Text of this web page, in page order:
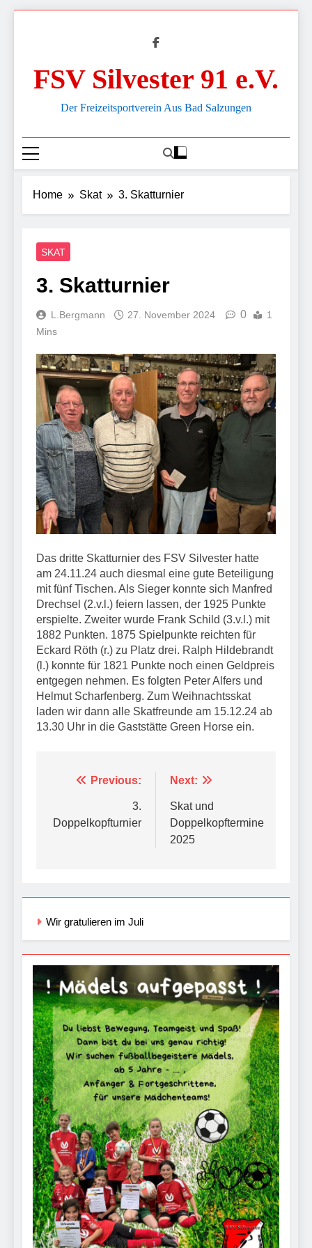
FSV Silvester 91 e.V.
Der Freizeitsportverein Aus Bad Salzungen
Home Skat 3. Skatturnier
SKAT
3. Skatturnier
L.Bergmann 27. November 2024 0
1
Mins
Das dritte Skatturnier des FSV Silvester hatte
am 24.11.24 auch diesmal eine gute Beteiligung
mit fünf Tischen. Als Sieger konnte sich Manfred
Drechsel (2.v.l.) feiern lassen, der 1925 Punkte
erspielte. Zweiter wurde Frank Schild (3.v.l.) mit
1882 Punkten. 1875 Spielpunkte reichten für
Eckard Röth (r.) zu Platz drei. Ralph Hildebrandt
(l.) konnte für 1821 Punkte noch einen Geldpreis
entgegen nehmen. Es folgten Peter Alfers und
Helmut Scharfenberg. Zum Weihnachtsskat
laden wir dann alle Skatfreunde am 15.12.24 ab
13.30 Uhr in die Gaststätte Green Horse ein.
Beitragsnavigation
Previous:
3.
Doppelkopfturnier
Next:
Skat und
Doppelkopftermine
2025
Wir gratulieren im Juli